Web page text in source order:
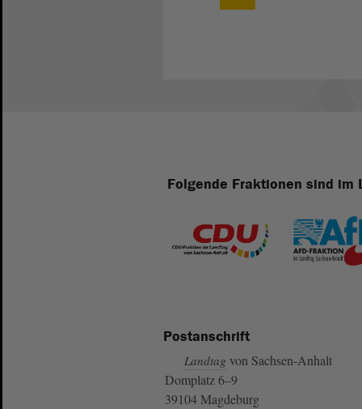
Folgende Fraktionen sind im
Postanschrift
Landtag von Sachsen-Anhalt
Domplatz 6–9
39104 Magdeburg